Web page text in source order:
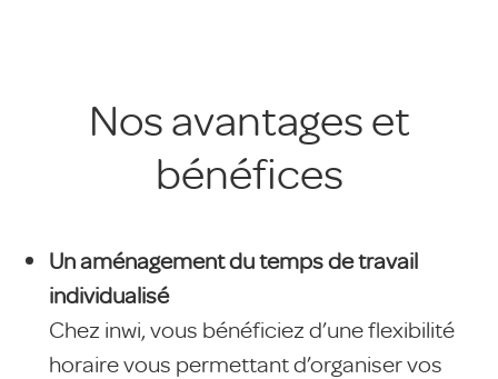
Nos avantages et
bénéfices
Un aménagement du temps de travail
individualisé
Chez inwi, vous bénéficiez d’une flexibilité
horaire vous permettant d’organiser vos